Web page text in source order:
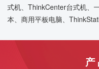
式机、ThinkCenter台式机、
本、商用平板电脑、